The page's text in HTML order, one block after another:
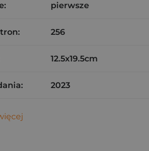
pierwsze
256
12.5x19.5cm
2023